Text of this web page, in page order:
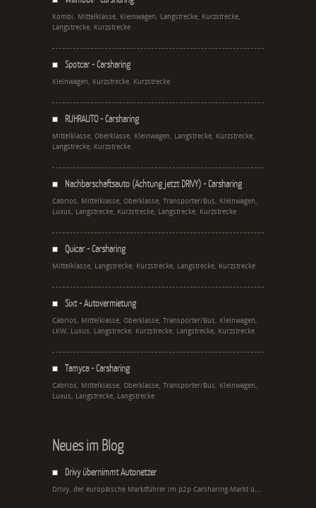
Kombi, Mittelklasse, Kleinwagen, Langstrecke, Kurzstrecke,
Langstrecke, Kurzstrecke
Spotcar - Carsharing
Kleinwagen, Kurzstrecke, Kurzstrecke
RUHRAUTO - Carsharing
Mittelklasse, Oberklasse, Kleinwagen, Langstrecke, Kurzstrecke,
Langstrecke, Kurzstrecke
Nachbarschaftsauto (Achtung jetzt DRIVY) - Carsharing
Cabrios, Mittelklasse, Oberklasse, Transporter/Bus, Kleinwagen,
Luxus, Langstrecke, Kurzstrecke, Langstrecke, Kurzstrecke
Quicar - Carsharing
Mittelklasse, Langstrecke, Kurzstrecke, Langstrecke, Kurzstrecke
Sixt - Autovermietung
Cabrios, Mittelklasse, Oberklasse, Transporter/Bus, Kleinwagen,
LKW, Luxus, Langstrecke, Kurzstrecke, Langstrecke, Kurzstrecke
Tamyca - Carsharing
Cabrios, Mittelklasse, Oberklasse, Transporter/Bus, Kleinwagen,
Luxus, Langstrecke, Langstrecke
Neues im Blog
Drivy übernimmt Autonetzer
Drivy, der europäische Marktführer im p2p Carsharing-Markt ü...